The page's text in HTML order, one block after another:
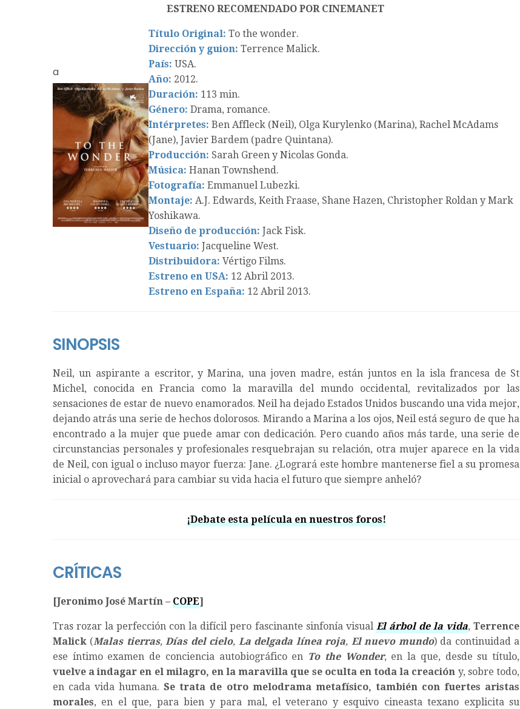
a
ESTRENO RECOMENDADO POR CINEMANET
Título Original: To the wonder.
Dirección y guion: Terrence Malick.
País: USA.
Año: 2012.
Duración: 113 min.
Género: Drama, romance.
Intérpretes: Ben Affleck (Neil), Olga Kurylenko (Marina), Rachel McAdams
(Jane), Javier Bardem (padre Quintana).
Producción: Sarah Green y Nicolas Gonda.
Música: Hanan Townshend.
Fotografía: Emmanuel Lubezki.
Montaje: A.J. Edwards, Keith Fraase, Shane Hazen, Christopher Roldan y Mark
Yoshikawa.
Diseño de producción: Jack Fisk.
Vestuario: Jacqueline West.
Distribuidora: Vértigo Films.
Estreno en USA: 12 Abril 2013.
Estreno en España: 12 Abril 2013.
SINOPSIS
Neil, un aspirante a escritor, y Marina, una joven madre, están juntos en la isla francesa de St
Michel, conocida en Francia como la maravilla del mundo occidental, revitalizados por las
sensaciones de estar de nuevo enamorados. Neil ha dejado Estados Unidos buscando una vida mejor,
dejando atrás una serie de hechos dolorosos. Mirando a Marina a los ojos, Neil está seguro de que ha
encontrado a la mujer que puede amar con dedicación. Pero cuando años más tarde, una serie de
circunstancias personales y profesionales resquebrajan su relación, otra mujer aparece en la vida
de Neil, con igual o incluso mayor fuerza: Jane. ¿Logrará este hombre mantenerse fiel a su promesa
inicial o aprovechará para cambiar su vida hacia el futuro que siempre anheló?
¡Debate esta película en nuestros foros!
CRÍTICAS
[Jeronimo José Martín – COPE]
Tras rozar la perfección con la difícil pero fascinante sinfonía visual El árbol de la vida, Terrence
Malick (Malas tierras,Días del cielo, La delgada línea roja, El nuevo mundo) da continuidad a
ese íntimo examen de conciencia autobiográfico en To the Wonder, en la que, desde su título,
vuelve a indagar en el milagro, en la maravilla que se oculta en toda la creación y, sobre todo,
en cada vida humana.Se trata de otro melodrama metafísico, también con fuertes aristas
morales, en el que, para bien y para mal, el veterano y esquivo cineasta texano explicita su